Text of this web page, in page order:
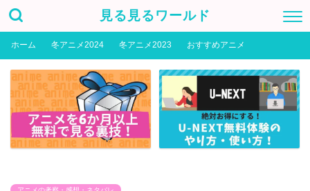
見る見るワールド
ホーム 冬アニメ2024 冬アニメ2023 おすすめアニメ